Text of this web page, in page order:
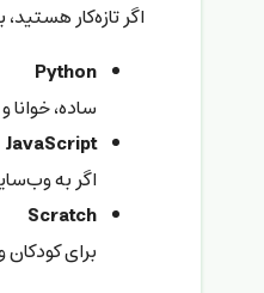
اگر تازه‌کار
Python
ساده،
JavaScript
اگر به
Scratch
برای